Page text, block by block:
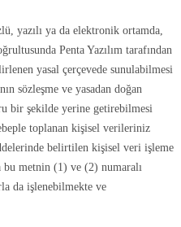
yazılı ya da elektronik ortamda,
Penta Yazılım tarafından
yasal çerçevede sunulabilmesi
sözleşme ve yasadan doğan
bir şekilde yerine getirebilmesi
toplanan kişisel verileriniz
belirtilen kişisel veri işleme
bu metnin (1) ve (2) numaralı
da işlenebilmekte ve